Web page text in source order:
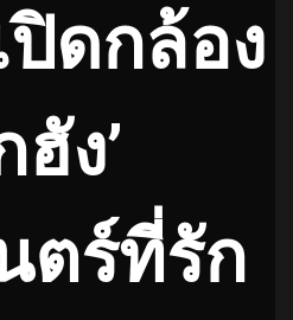
ปิดกล้อง
ฮัง’
ตร์ที่รัก